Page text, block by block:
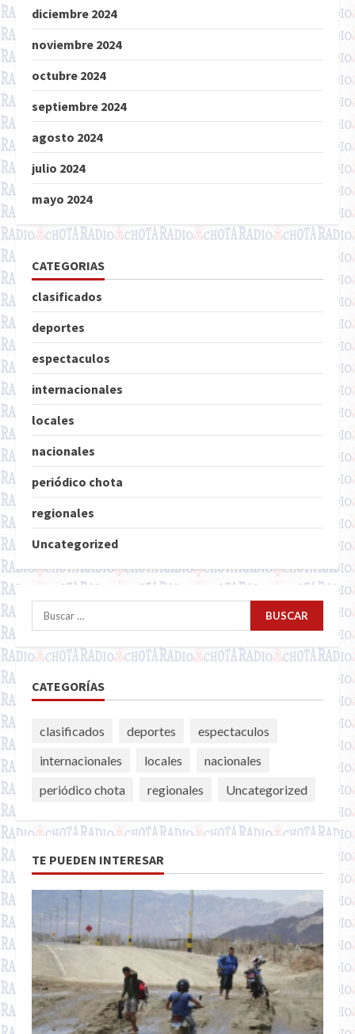
diciembre 2024
noviembre 2024
octubre 2024
septiembre 2024
agosto 2024
julio 2024
mayo 2024
CATEGORIAS
clasificados
deportes
espectaculos
internacionales
locales
nacionales
periódico chota
regionales
Uncategorized
Buscar:
CATEGORÍAS
clasificados deportes
espectaculos
internacionales
locales
nacionales
periódico chota
regionales Uncategorized
TE PUEDEN INTERESAR